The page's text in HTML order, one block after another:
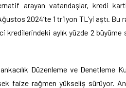
arayan vatandaşlar, kredi
2024’te 1 trilyon TL’yi aştı. Bu
kredilerindeki aylık yüzde 2 büyüme
Düzenleme ve De­netleme
faize rağ­men yükseliş sürüyor.